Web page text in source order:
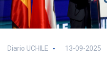
Diario UCHILE 13-09-2025